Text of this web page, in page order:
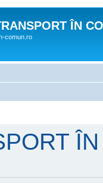
ÎN
comun.ro